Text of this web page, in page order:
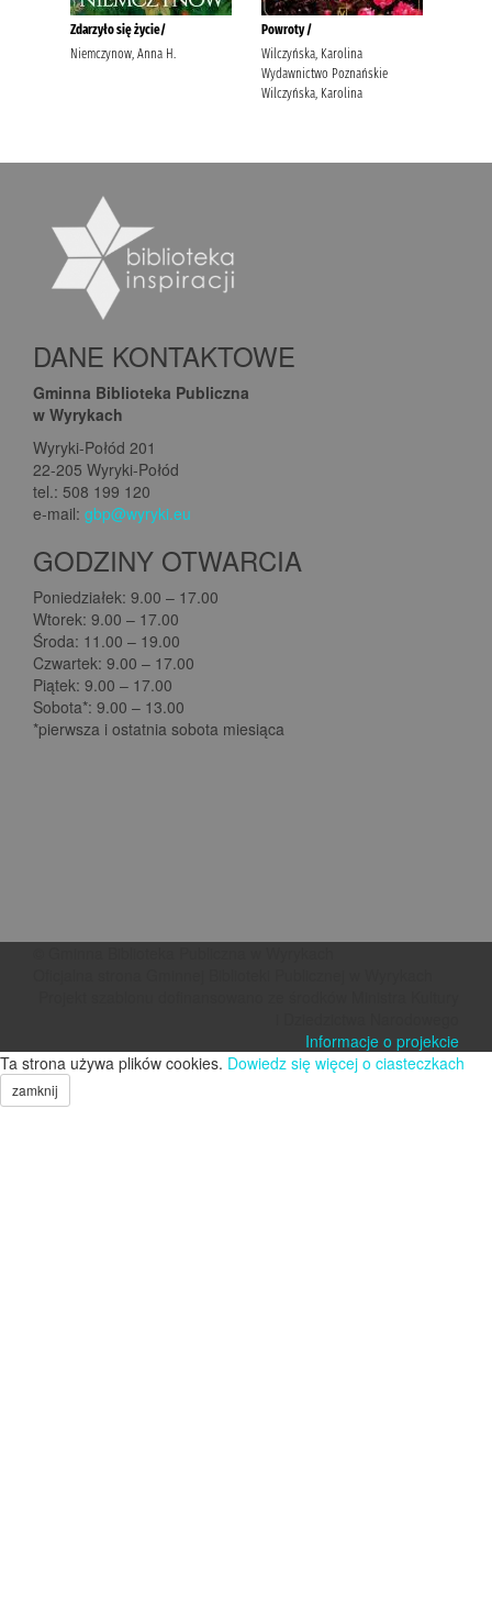
DANE KONTAKTOWE
Gminna Biblioteka Publiczna
w Wyrykach
Wyryki-Połód 201
22-205 Wyryki-Połód
tel.: 508 199 120
e-mail: gbp@wyryki.eu
GODZINY OTWARCIA
Poniedziałek: 9.00 – 17.00
Wtorek: 9.00 – 17.00
Środa: 11.00 – 19.00
Czwartek: 9.00 – 17.00
Piątek: 9.00 – 17.00
Sobota*: 9.00 – 13.00
*pierwsza i ostatnia sobota miesiąca
Informacje o projekcie
Ta strona używa plików cookies. Dowiedz się więcej o ciasteczkach
zamknij